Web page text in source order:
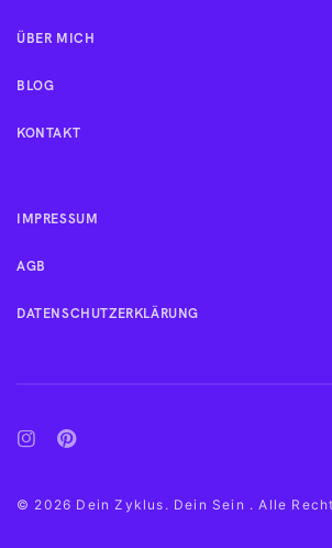
ÜBER MICH
BLOG
KONTAKT
IMPRESSUM
AGB
DATENSCHUTZERKLÄRUNG
© 2026 Dein Zyklus. Dein Sein . Alle